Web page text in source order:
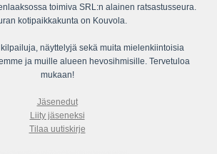
toimiva SRL:n alainen ratsastusseura.
kotipaikkakunta on Kouvola.
näyttelyjä sekä muita mielenkiintoisia
ja muille alueen hevosihmisille. Tervetuloa
mukaan!
Jäsenedut
Liity jäseneksi
Tilaa uutiskirje